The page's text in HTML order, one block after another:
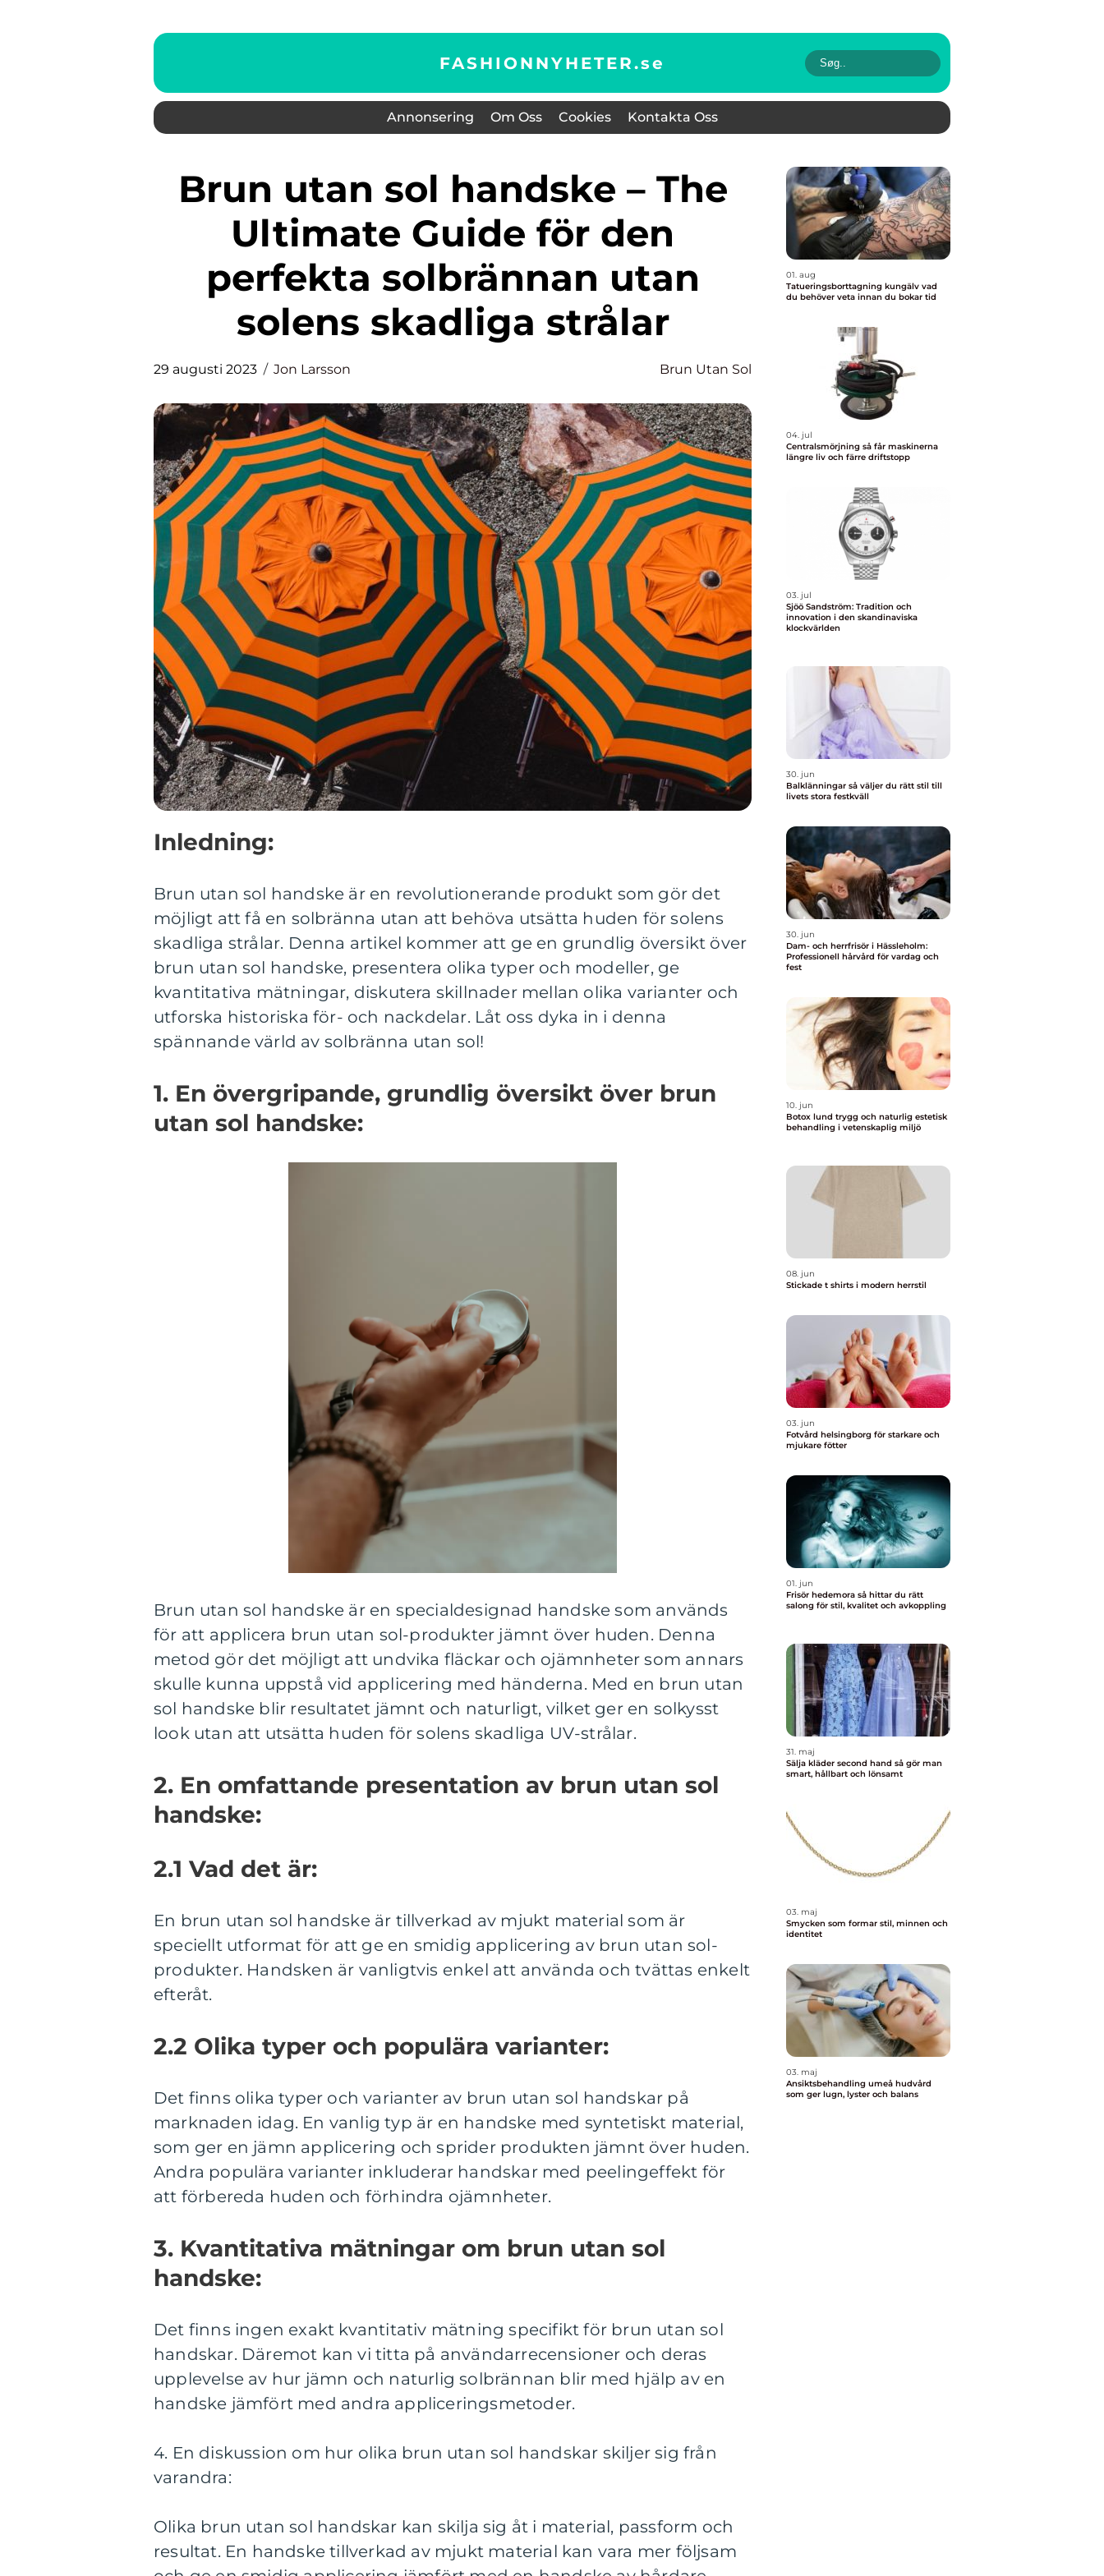
FASHIONNYHETER.se
Annonsering Om Oss Cookies Kontakta Oss
Brun utan sol handske – The
Ultimate Guide för den
perfekta solbrännan utan
solens skadliga strålar
29 augusti 2023 Jon Larsson Brun Utan Sol
Inledning:
Brun utan sol handske är en revolutionerande produkt som gör det
möjligt att få en solbränna utan att behöva utsätta huden för solens
skadliga strålar. Denna artikel kommer att ge en grundlig översikt över
brun utan sol handske, presentera olika typer och modeller, ge
kvantitativa mätningar, diskutera skillnader mellan olika varianter och
utforska historiska för- och nackdelar. Låt oss dyka in i denna
spännande värld av solbränna utan sol!
1. En övergripande, grundlig översikt över brun
utan sol handske:
Brun utan sol handske är en specialdesignad handske som används
för att applicera brun utan sol-produkter jämnt över huden. Denna
metod gör det möjligt att undvika fläckar och ojämnheter som annars
skulle kunna uppstå vid applicering med händerna. Med en brun utan
sol handske blir resultatet jämnt och naturligt, vilket ger en solkysst
look utan att utsätta huden för solens skadliga UV-strålar.
2. En omfattande presentation av brun utan sol
handske:
2.1 Vad det är:
En brun utan sol handske är tillverkad av mjukt material som är
speciellt utformat för att ge en smidig applicering av brun utan sol-
produkter. Handsken är vanligtvis enkel att använda och tvättas enkelt
efteråt.
2.2 Olika typer och populära varianter:
Det finns olika typer och varianter av brun utan sol handskar på
marknaden idag. En vanlig typ är en handske med syntetiskt material,
som ger en jämn applicering och sprider produkten jämnt över huden.
Andra populära varianter inkluderar handskar med peelingeffekt för
att förbereda huden och förhindra ojämnheter.
3. Kvantitativa mätningar om brun utan sol
handske:
Det finns ingen exakt kvantitativ mätning specifikt för brun utan sol
handskar. Däremot kan vi titta på användarrecensioner och deras
upplevelse av hur jämn och naturlig solbrännan blir med hjälp av en
handske jämfört med andra appliceringsmetoder.
4. En diskussion om hur olika brun utan sol handskar skiljer sig från
varandra:
Olika brun utan sol handskar kan skilja sig åt i material, passform och
resultat. En handske tillverkad av mjukt material kan vara mer följsam
01. aug
Tatueringsborttagning kungälv vad
du behöver veta innan du bokar tid
04. jul
Centralsmörjning så får maskinerna
längre liv och färre driftstopp
03. jul
Sjöö Sandström: Tradition och
innovation i den skandinaviska
klockvärlden
30. jun
Balklänningar så väljer du rätt stil till
livets stora festkväll
30. jun
Dam- och herrfrisör i Hässleholm:
Professionell hårvård för vardag och
fest
10. jun
Botox lund trygg och naturlig estetisk
behandling i vetenskaplig miljö
08. jun
Stickade t shirts i modern herrstil
03. jun
Fotvård helsingborg för starkare och
mjukare fötter
01. jun
Frisör hedemora så hittar du rätt
salong för stil, kvalitet och avkoppling
31. maj
Sälja kläder second hand så gör man
smart, hållbart och lönsamt
03. maj
Smycken som formar stil, minnen och
identitet
03. maj
Ansiktsbehandling umeå hudvård
som ger lugn, lyster och balans